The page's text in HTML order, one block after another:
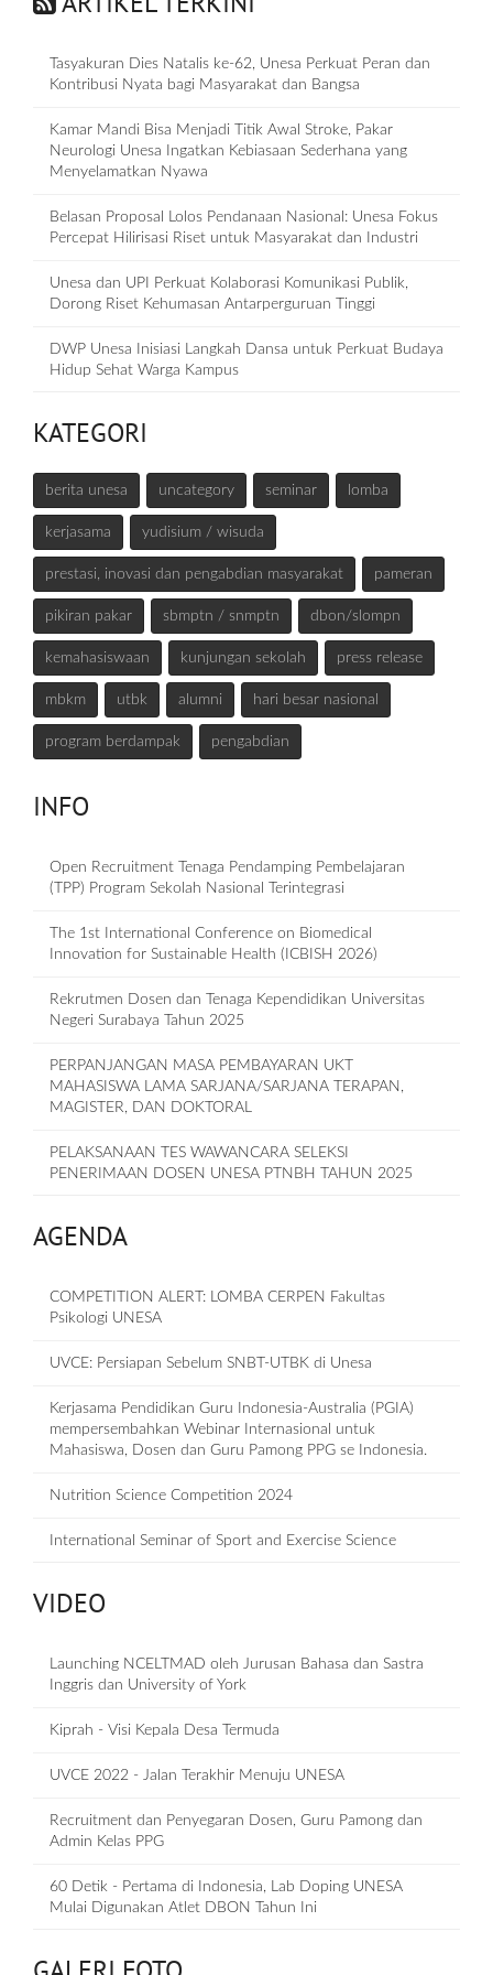
Tasyakuran Dies Natalis ke-62, Unesa Perkuat Peran dan
Kontribusi Nyata bagi Masyarakat dan Bangsa
Kamar Mandi Bisa Menjadi Titik Awal Stroke, Pakar
Neurologi Unesa Ingatkan Kebiasaan Sederhana yang
Menyelamatkan Nyawa
Belasan Proposal Lolos Pendanaan Nasional: Unesa Fokus
Percepat Hilirisasi Riset untuk Masyarakat dan Industri
Unesa dan UPI Perkuat Kolaborasi Komunikasi Publik,
Dorong Riset Kehumasan Antarperguruan Tinggi
DWP Unesa Inisiasi Langkah Dansa untuk Perkuat Budaya
Hidup Sehat Warga Kampus
KATEGORI
berita unesa uncategory seminar lomba
kerjasama yudisium / wisuda
prestasi, inovasi dan pengabdian masyarakat pameran
pikiran pakar sbmptn / snmptn dbon/slompn
kemahasiswaan kunjungan sekolah press release
mbkm utbk alumni hari besar nasional
program berdampak pengabdian
INFO
Open Recruitment Tenaga Pendamping Pembelajaran
(TPP) Program Sekolah Nasional Terintegrasi
The 1st International Conference on Biomedical
Innovation for Sustainable Health (ICBISH 2026)
Rekrutmen Dosen dan Tenaga Kependidikan Universitas
Negeri Surabaya Tahun 2025
PERPANJANGAN MASA PEMBAYARAN UKT
MAHASISWA LAMA SARJANA/SARJANA TERAPAN,
MAGISTER, DAN DOKTORAL
PELAKSANAAN TES WAWANCARA SELEKSI
PENERIMAAN DOSEN UNESA PTNBH TAHUN 2025
AGENDA
COMPETITION ALERT: LOMBA CERPEN Fakultas
Psikologi UNESA
UVCE: Persiapan Sebelum SNBT-UTBK di Unesa
Kerjasama Pendidikan Guru Indonesia-Australia (PGIA)
mempersembahkan Webinar Internasional untuk
Mahasiswa, Dosen dan Guru Pamong PPG se Indonesia.
Nutrition Science Competition 2024
International Seminar of Sport and Exercise Science
VIDEO
Launching NCELTMAD oleh Jurusan Bahasa dan Sastra
Inggris dan University of York
Kiprah - Visi Kepala Desa Termuda
UVCE 2022 - Jalan Terakhir Menuju UNESA
Recruitment dan Penyegaran Dosen, Guru Pamong dan
Admin Kelas PPG
60 Detik - Pertama di Indonesia, Lab Doping UNESA
Mulai Digunakan Atlet DBON Tahun Ini